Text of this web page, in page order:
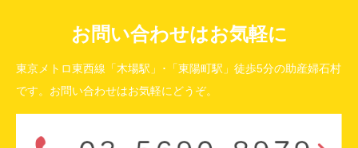
お問い合わせはお気軽に
東京メトロ東西線「木場駅」･「東陽町駅」徒歩5分の助産婦石村
です。お問い合わせはお気軽にどうぞ。